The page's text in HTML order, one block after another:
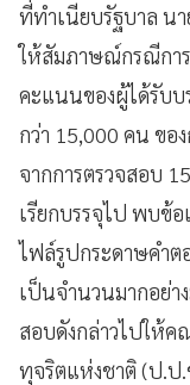
ที่ทำเนียบรัฐบาล น
ให้สัมภาษณ์กรณีกา
คะแนนของผู้ได้รับบ
กว่า 15,000 คน ขอ
จากการตรวจสอบ
เรียกบรรจุไป พบข้
ไฟล์รูปกระดาษคำต
เป็นจำนวนมากอย่า
สอบดังกล่าวไปให้ค
ทุจริตแห่งชาติ (ป.ป.